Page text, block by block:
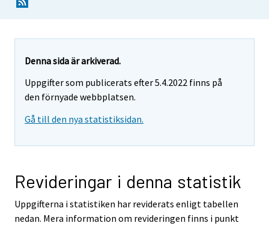
Denna sida är arkiverad.
Uppgifter som publicerats efter 5.4.2022 finns på
den förnyade webbplatsen.
Gå till den nya statistiksidan.
Revideringar i denna statistik
Uppgifterna i statistiken har reviderats enligt tabellen
nedan. Mera information om revideringen finns i punkt